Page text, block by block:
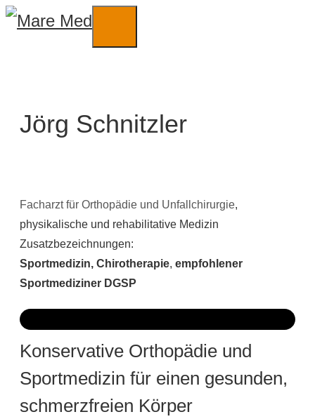
Zum
Menü
Jörg Schnitzler
Facharzt für Orthopädie und Unfallchirurgie,
physikalische und rehabilitative Medizin
Zusatzbezeichnungen:
Sportmedizin, Chirotherapie, empfohlener
Sportmediziner DGSP
Konservative Orthopädie und
Sportmedizin für einen gesunden,
schmerzfreien Körper